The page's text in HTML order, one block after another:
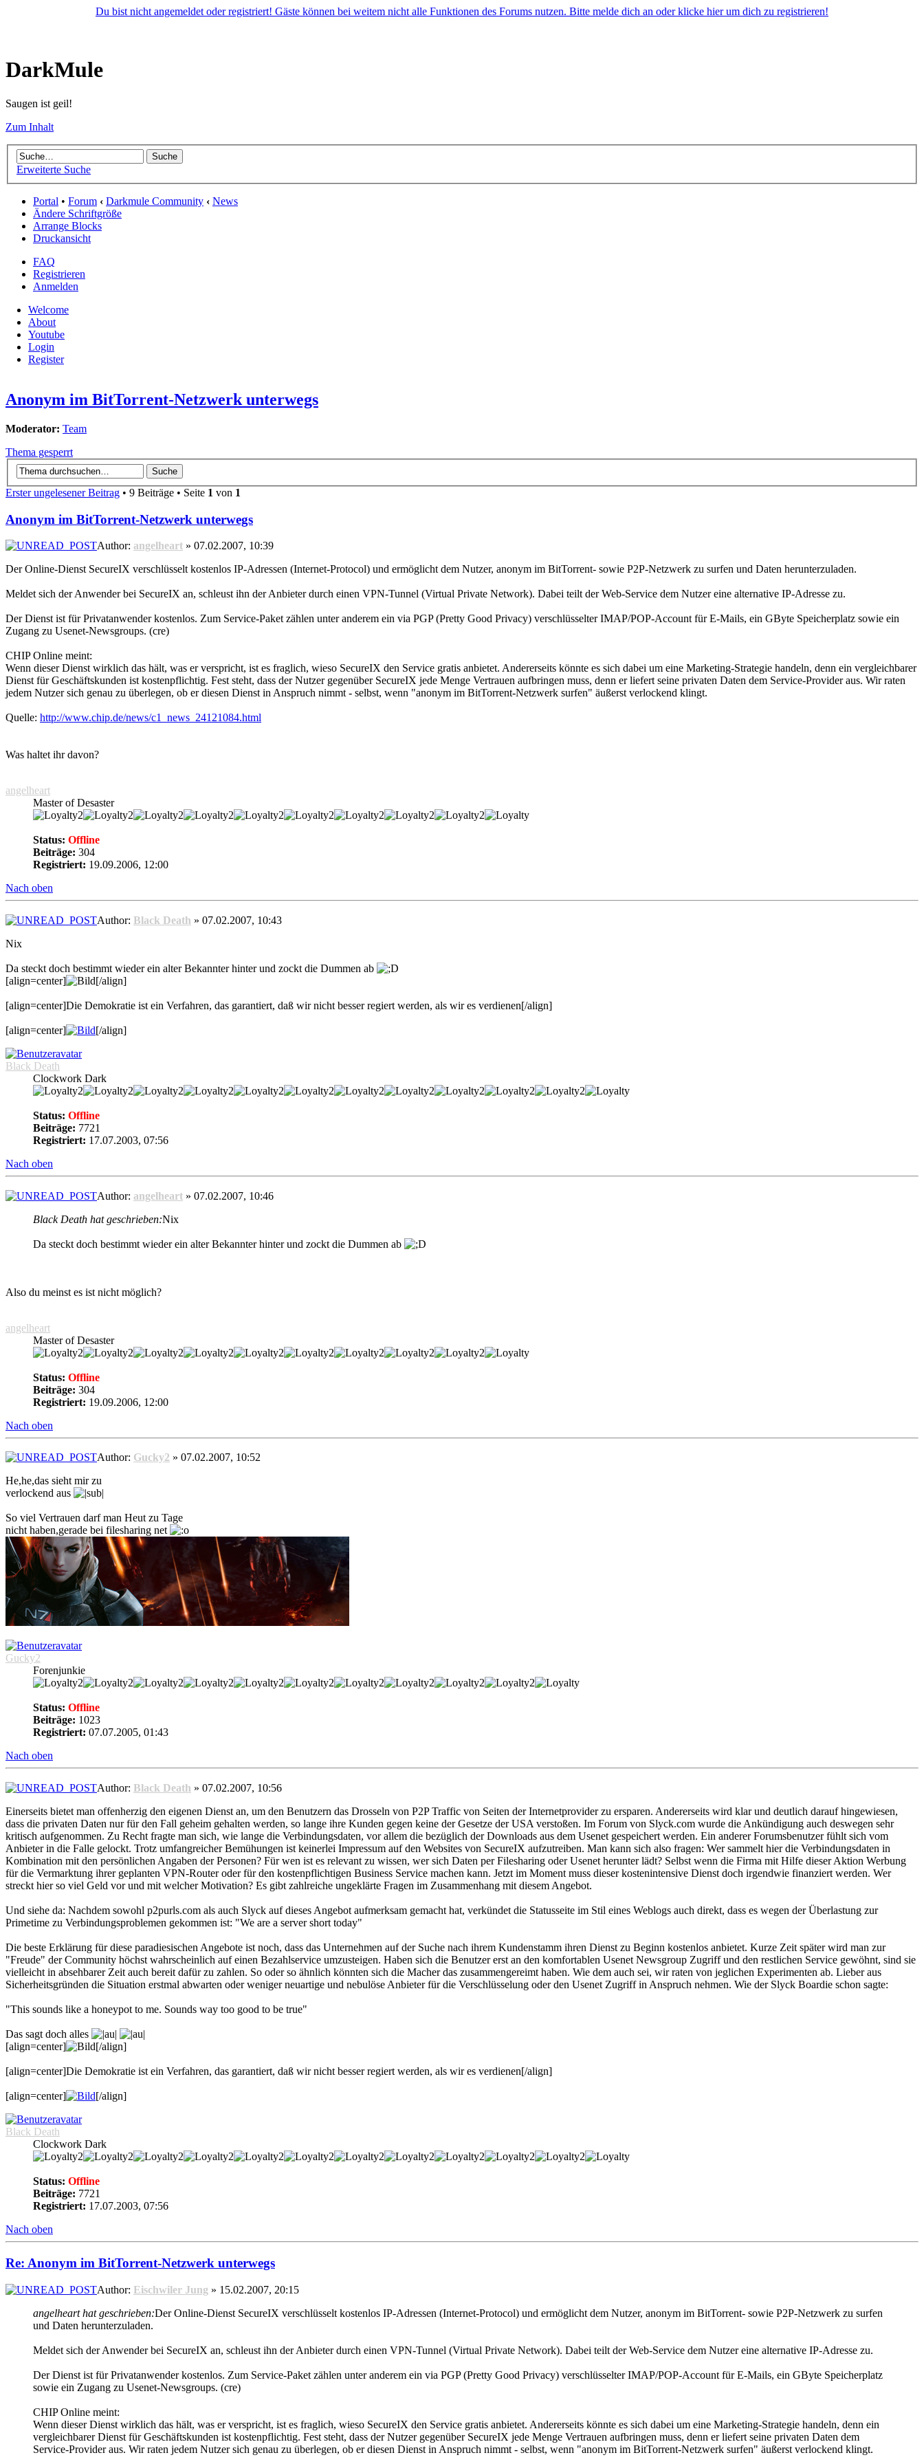
Du bist nicht angemeldet oder registriert! Gäste können bei weitem nicht alle Funktionen des Forums nutzen. Bitte melde dich an oder klicke hier um dich zu registrieren!
DarkMule
Saugen ist geil!
Zum Inhalt
Erweiterte Suche
Portal • Forum ‹ Darkmule Community ‹ News
Ändere Schriftgröße
Arrange Blocks
Druckansicht
FAQ
Registrieren
Anmelden
Welcome
About
Youtube
Login
Register
Anonym im BitTorrent-Netzwerk unterwegs
Moderator: Team
Thema gesperrt
Erster ungelesener Beitrag • 9 Beiträge • Seite 1 von 1
Anonym im BitTorrent-Netzwerk unterwegs
Author: angelheart » 07.02.2007, 10:39
Der Online-Dienst SecureIX verschlüsselt kostenlos IP-Adressen (Internet-Protocol) und ermöglicht dem Nutzer, anonym im BitTorrent- sowie P2P-Netzwerk zu surfen und Daten herunterzuladen.
Meldet sich der Anwender bei SecureIX an, schleust ihn der Anbieter durch einen VPN-Tunnel (Virtual Private Network). Dabei teilt der Web-Service dem Nutzer eine alternative IP-Adresse zu.
Der Dienst ist für Privatanwender kostenlos. Zum Service-Paket zählen unter anderem ein via PGP (Pretty Good Privacy) verschlüsselter IMAP/POP-Account für E-Mails, ein GByte Speicherplatz sowie ein
Zugang zu Usenet-Newsgroups. (cre)
CHIP Online meint:
Wenn dieser Dienst wirklich das hält, was er verspricht, ist es fraglich, wieso SecureIX den Service gratis anbietet. Andererseits könnte es sich dabei um eine Marketing-Strategie handeln, denn ein vergleichbarer
Dienst für Geschäftskunden ist kostenpflichtig. Fest steht, dass der Nutzer gegenüber SecureIX jede Menge Vertrauen aufbringen muss, denn er liefert seine privaten Daten dem Service-Provider aus. Wir raten
jedem Nutzer sich genau zu überlegen, ob er diesen Dienst in Anspruch nimmt - selbst, wenn "anonym im BitTorrent-Netzwerk surfen" äußerst verlockend klingt.
Quelle: http://www.chip.de/news/c1_news_24121084.html
Was haltet ihr davon?
angelheart
Master of Desaster
Status: Offline
Beiträge: 304
Registriert: 19.09.2006, 12:00
Nach oben
Author: Black Death » 07.02.2007, 10:43
Nix
Da steckt doch bestimmt wieder ein alter Bekannter hinter und zockt die Dummen ab
[align=center]
[/align]
[align=center]Die Demokratie ist ein Verfahren, das garantiert, daß wir nicht besser regiert werden, als wir es verdienen[/align]
[align=center] [/align]
Black Death
Clockwork Dark
Status: Offline
Beiträge: 7721
Registriert: 17.07.2003, 07:56
Nach oben
Author: angelheart » 07.02.2007, 10:46
Black Death hat geschrieben:Nix
Da steckt doch bestimmt wieder ein alter Bekannter hinter und zockt die Dummen ab
Also du meinst es ist nicht möglich?
angelheart
Master of Desaster
Status: Offline
Beiträge: 304
Registriert: 19.09.2006, 12:00
Nach oben
Author: Gucky2 » 07.02.2007, 10:52
He,he,das sieht mir zu
verlockend aus
So viel Vertrauen darf man Heut zu Tage
nicht haben,gerade bei filesharing net
Gucky2
Forenjunkie
Status: Offline
Beiträge: 1023
Registriert: 07.07.2005, 01:43
Nach oben
Author: Black Death » 07.02.2007, 10:56
Einerseits bietet man offenherzig den eigenen Dienst an, um den Benutzern das Drosseln von P2P Traffic von Seiten der Internetprovider zu ersparen. Andererseits wird klar und deutlich darauf hingewiesen,
dass die privaten Daten nur für den Fall geheim gehalten werden, so lange ihre Kunden gegen keine der Gesetze der USA verstoßen. Im Forum von Slyck.com wurde die Ankündigung auch deswegen sehr
kritisch aufgenommen. Zu Recht fragte man sich, wie lange die Verbindungsdaten, vor allem die bezüglich der Downloads aus dem Usenet gespeichert werden. Ein anderer Forumsbenutzer fühlt sich vom
Anbieter in die Falle gelockt. Trotz umfangreicher Bemühungen ist keinerlei Impressum auf den Websites von SecureIX aufzutreiben. Man kann sich also fragen: Wer sammelt hier die Verbindungsdaten in
Kombination mit den persönlichen Angaben der Personen? Für wen ist es relevant zu wissen, wer sich Daten per Filesharing oder Usenet herunter lädt? Selbst wenn die Firma mit Hilfe dieser Aktion Werbung
für die Vermarktung ihrer geplanten VPN-Router oder für den kostenpflichtigen Business Service machen kann. Jetzt im Moment muss dieser kostenintensive Dienst doch irgendwie finanziert werden. Wer
streckt hier so viel Geld vor und mit welcher Motivation? Es gibt zahlreiche ungeklärte Fragen im Zusammenhang mit diesem Angebot.
Und siehe da: Nachdem sowohl p2purls.com als auch Slyck auf dieses Angebot aufmerksam gemacht hat, verkündet die Statusseite im Stil eines Weblogs auch direkt, dass es wegen der Überlastung zur
Primetime zu Verbindungsproblemen gekommen ist: "We are a server short today"
Die beste Erklärung für diese paradiesischen Angebote ist noch, dass das Unternehmen auf der Suche nach ihrem Kundenstamm ihren Dienst zu Beginn kostenlos anbietet. Kurze Zeit später wird man zur
"Freude" der Community höchst wahrscheinlich auf einen Bezahlservice umzusteigen. Haben sich die Benutzer erst an den komfortablen Usenet Newsgroup Zugriff und den restlichen Service gewöhnt, sind sie
vielleicht in absehbarer Zeit auch bereit dafür zu zahlen. So oder so ähnlich könnten sich die Macher das zusammengereimt haben. Wie dem auch sei, wir raten von jeglichen Experimenten ab. Lieber aus
Sicherheitsgründen die Situation erstmal abwarten oder weniger neuartige und nebulöse Anbieter für die Verschlüsselung oder den Usenet Zugriff in Anspruch nehmen. Wie der Slyck Boardie schon sagte:
"This sounds like a honeypot to me. Sounds way too good to be true"
Das sagt doch alles
[align=center]
[/align]
[align=center]Die Demokratie ist ein Verfahren, das garantiert, daß wir nicht besser regiert werden, als wir es verdienen[/align]
[align=center] [/align]
Black Death
Clockwork Dark
Status: Offline
Beiträge: 7721
Registriert: 17.07.2003, 07:56
Nach oben
Re: Anonym im BitTorrent-Netzwerk unterwegs
Author: Eischwiler Jung » 15.02.2007, 20:15
angelheart hat geschrieben:Der Online-Dienst SecureIX verschlüsselt kostenlos IP-Adressen (Internet-Protocol) und ermöglicht dem Nutzer, anonym im BitTorrent- sowie P2P-Netzwerk zu surfen
und Daten herunterzuladen.
Meldet sich der Anwender bei SecureIX an, schleust ihn der Anbieter durch einen VPN-Tunnel (Virtual Private Network). Dabei teilt der Web-Service dem Nutzer eine alternative IP-Adresse zu.
Der Dienst ist für Privatanwender kostenlos. Zum Service-Paket zählen unter anderem ein via PGP (Pretty Good Privacy) verschlüsselter IMAP/POP-Account für E-Mails, ein GByte Speicherplatz
sowie ein Zugang zu Usenet-Newsgroups. (cre)
CHIP Online meint:
Wenn dieser Dienst wirklich das hält, was er verspricht, ist es fraglich, wieso SecureIX den Service gratis anbietet. Andererseits könnte es sich dabei um eine Marketing-Strategie handeln, denn ein
vergleichbarer Dienst für Geschäftskunden ist kostenpflichtig. Fest steht, dass der Nutzer gegenüber SecureIX jede Menge Vertrauen aufbringen muss, denn er liefert seine privaten Daten dem
Service-Provider aus. Wir raten jedem Nutzer sich genau zu überlegen, ob er diesen Dienst in Anspruch nimmt - selbst, wenn "anonym im BitTorrent-Netzwerk surfen" äußerst verlockend klingt.